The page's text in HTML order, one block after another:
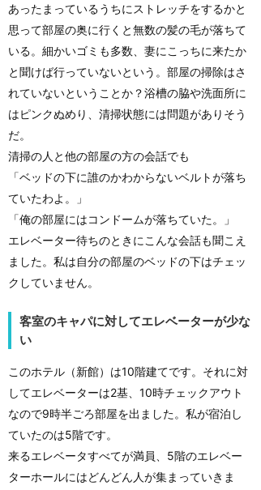
あったまっているうちにストレッチをするかと
思って部屋の奥に行くと無数の髪の毛が落ちて
いる。細かいゴミも多数、妻にこっちに来たか
と聞けば行っていないという。部屋の掃除はさ
れていないということか？浴槽の脇や洗面所に
はピンクぬめり、清掃状態には問題がありそう
だ。
清掃の人と他の部屋の方の会話でも
「ベッドの下に誰のかわからないベルトが落ち
ていたわよ。」
「俺の部屋にはコンドームが落ちていた。」
エレベーター待ちのときにこんな会話も聞こえ
ました。私は自分の部屋のベッドの下はチェッ
クしていません。
客室のキャパに対してエレベーターが少な
い
このホテル（新館）は10階建てです。それに対
してエレベーターは2基、10時チェックアウト
なので9時半ごろ部屋を出ました。私が宿泊し
ていたのは5階です。
来るエレベータすべてが満員、5階のエレベー
ターホールにはどんどん人が集まっていきま